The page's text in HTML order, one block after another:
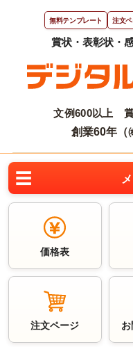
無料テンプレート 注文
文例600以上
創業60年（
価格表
注文ページ